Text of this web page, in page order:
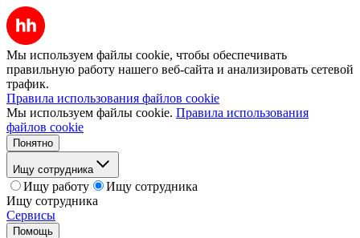
Мы используем файлы cookie, чтобы обеспечивать
правильную работу нашего веб-сайта и анализировать сетевой
трафик.
Правила использования файлов cookie
Мы используем файлы cookie. Правила использования
файлов cookie
Понятно
Ищу сотрудника
Ищу работу
Ищу сотрудника
Ищу сотрудника
Сервисы
Помощь